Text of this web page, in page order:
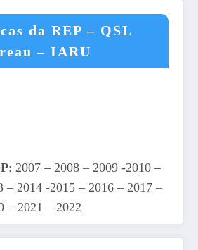
da REP – QSL
– IARU
: 2007 – 2008 – 2009 -2010 –
– 2014 -2015 – 2016 – 2017 –
– 2021 – 2022